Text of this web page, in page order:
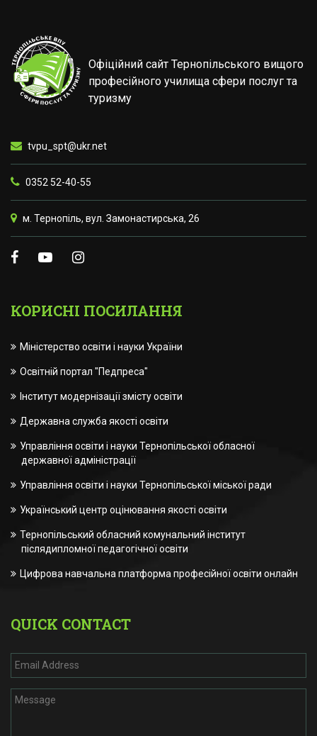
Офіційний сайт Тернопільського вищого
професійного училища сфери послуг та
туризму
tvpu_spt@ukr.net
0352 52-40-55
м. Тернопіль, вул. Замонастирська, 26
КОРИСНІ ПОСИЛАННЯ
Міністерство освіти і науки України
Освітній портал "Педпреса"
Інститут модернізації змісту освіти
Державна служба якості освіти
Управління освіти і науки Тернопільської обласної
державної адміністрації
Управління освіти і науки Тернопільської міської ради
Український центр оцінювання якості освіти
Тернопільський обласний комунальний інститут
післядипломної педагогічної освіти
Цифрова навчальна платформа професійної освіти онлайн
QUICK CONTACT